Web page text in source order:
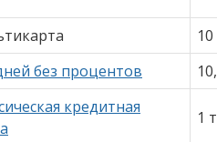
без процентов
кредитная
1